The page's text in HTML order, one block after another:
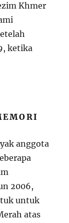
Khmer
ketika
anggota
2006,
untuk
atas